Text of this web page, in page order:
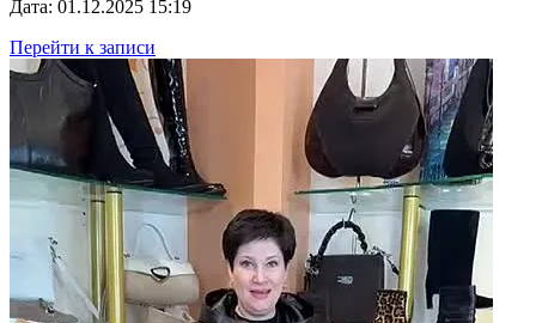
Дата: 01.12.2025 15:19
Перейти к записи